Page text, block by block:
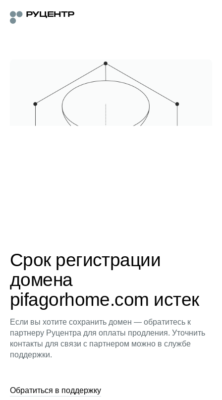
Срок регистрации
домена
pifagorhome.com истек
Если вы хотите сохранить домен — обратитесь к
партнеру Руцентра для оплаты продления. Уточнить
контакты для связи с партнером можно в службе
поддержки.
Обратиться в поддержку